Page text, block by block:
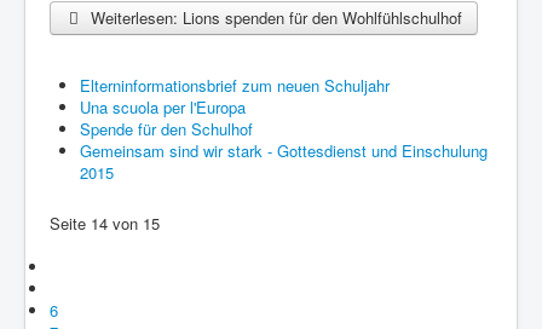
Weiterlesen: Lions spenden für den Wohlfühlschulhof
Elterninformationsbrief zum neuen Schuljahr
Una scuola per l'Europa
Spende für den Schulhof
Gemeinsam sind wir stark - Gottesdienst und Einschulung
2015
Seite 14 von 15
6